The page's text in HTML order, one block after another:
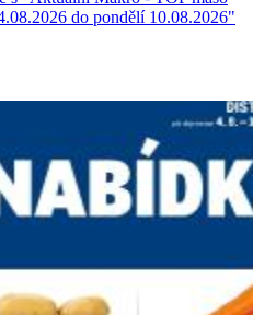
do pondělí 10.08.2026"